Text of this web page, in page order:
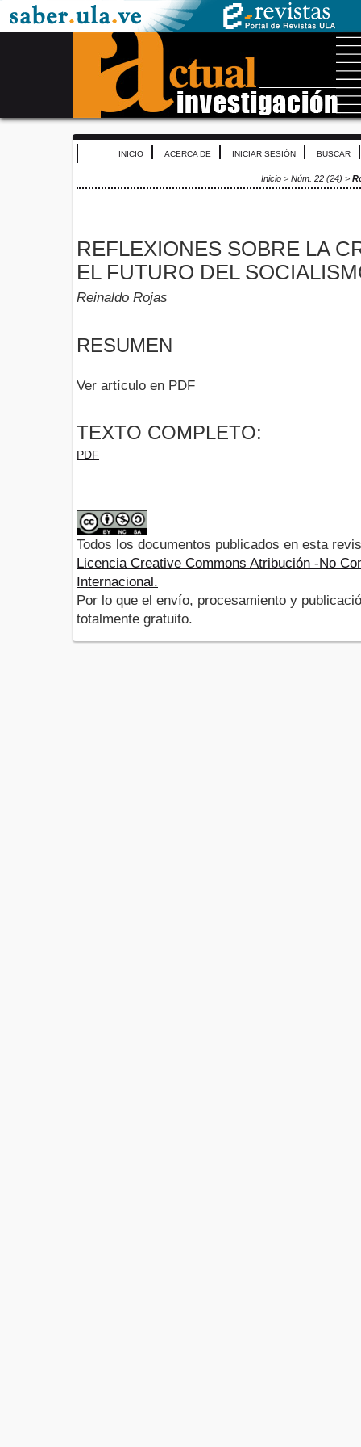
INICIO ACERCA DE INICIAR SESIÓN BUSCAR
Inicio> Núm. 22 (24) >
REFLEXIONES SOBRE LA
EL FUTURO DEL
Reinaldo Rojas
RESUMEN
Ver artículo en PDF
TEXTO COMPLETO:
PDF
Todos los documentos publicados en esta
Licencia Creative Commons Atribución -No
Internacional.
Por lo que el envío, procesamiento y
totalmente gratuito.